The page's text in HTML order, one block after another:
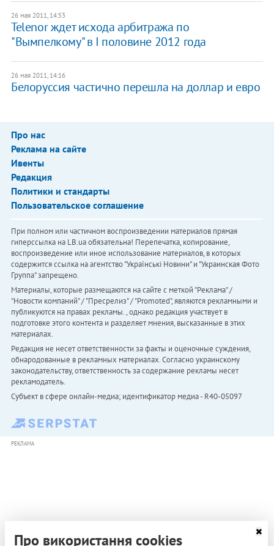
26 мая 2011, 14:53
​Telenor ждет исхода арбитража по
"Вымпелкому" в I половине 2012 года
26 мая 2011, 14:16
​Белоруссия частично перешла на доллар и евро
Про нас
Реклама на сайте
Ивенты
Редакция
Политики и стандарты
Пользовательское соглашение
При полном или частичном воспроизведении материалов прямая
гиперссылка на LB.ua обязательна! Перепечатка, копирование,
воспроизведение или иное использование материалов, в которых
содержится ссылка на агентство "Українськi Новини" и "Украинская Фото
Группа" запрещено.
Материалы, которые размещаются на сайте с меткой "Реклама" /
"Новости компаний" / "Пресрелиз" / "Promoted", являются рекламными и
публикуются на правах рекламы. , однако редакция участвует в
подготовке этого контента и разделяет мнения, высказанные в этих
материалах.
Редакция не несет ответственности за факты и оценочные суждения,
обнародованные в рекламных материалах. Согласно украинскому
законодательству, ответственность за содержание рекламы несет
рекламодатель.
Субъект в сфере онлайн-медиа; идентификатор медиа - R40-05097
РЕКЛАМА
Про використання cookies